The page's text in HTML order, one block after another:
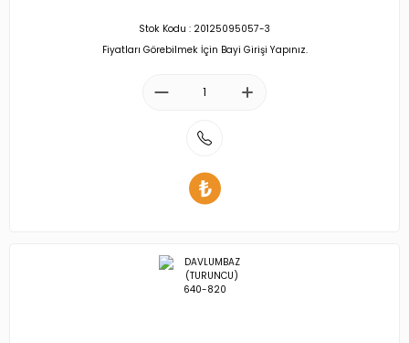
Stok Kodu : 20125095057-3
Fiyatları Görebilmek İçin Bayi Girişi Yapınız.